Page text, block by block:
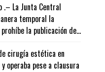
.– La Junta Central
temporal la
la publicación de...
cirugía estética en
operaba pese a clausura